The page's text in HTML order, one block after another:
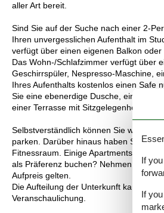
aller Art bereit.
Sind Sie auf der Suche nach einer 2-
Ihren unvergesslichen Aufenthalt im
verfügt über einen eigenen Balkon
Das Wohn-/Schlafzimmer verfügt über
Geschirrspüler, Nespresso-Maschine,
Ihres Aufenthalts kostenlos einen Safe
Sie eine ebenerdige Dusche, ein
einer Terrasse mit Sitzgelegenheiten.
Selbstverständlich können Sie während
parken. Darüber hinaus haben Sie als
Fitnessraum. Einige Apartments
als Präferenz buchen? Nehmen Sie
Aufpreis gelten.
Die Aufteilung der Unterkunft kann
Veranschaulichung.
If
If